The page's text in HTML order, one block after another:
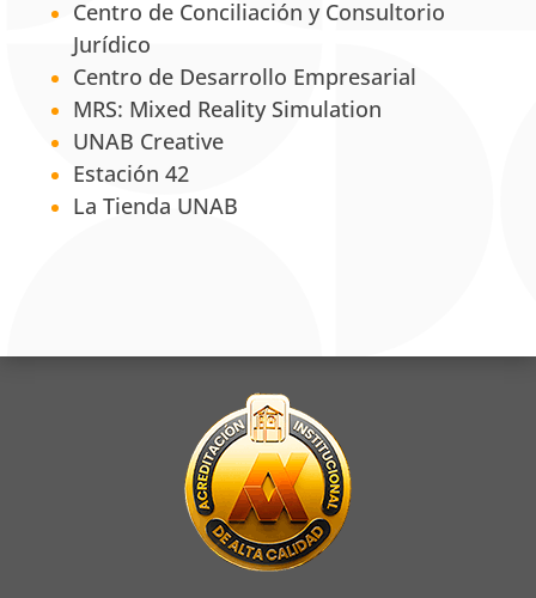
Centro de Conciliación y Consultorio
Jurídico
Centro de Desarrollo Empresarial
MRS: Mixed Reality Simulation
UNAB Creative
Estación 42
La Tienda UNAB